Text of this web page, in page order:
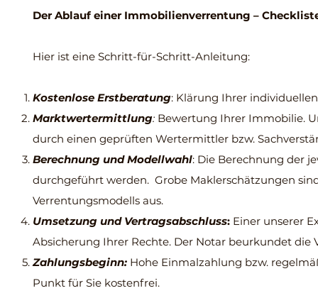
Der Ablauf einer Immobilienverrentung –
Hier ist eine Schritt-für-Schritt-Anleitung:
Kostenlose Erstberatung: Klärung Ihrer
Marktwertermittlung: Bewertung Ihrer Immobilie.
durch einen geprüften Wertermittler bzw.
Berechnung und Modellwahl: Die Berechnung der
durchgeführt werden. Grobe Maklerschätzungen
Verrentungsmodells aus.
Umsetzung und Vertragsabschluss: Einer unserer
Absicherung Ihrer Rechte. Der Notar beurkundet die
Zahlungsbeginn: Hohe Einmalzahlung bzw.
Punkt für Sie kostenfrei.